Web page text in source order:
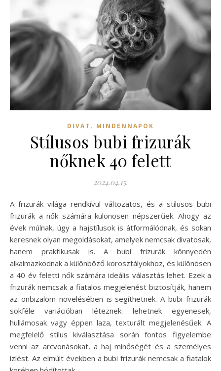
DIVAT , MINDENNAPOK
Stílusos bubi frizurák
nőknek 40 felett
2024.04.15.
A frizurák világa rendkívül változatos, és a stílusos bubi
frizurák a nők számára különösen népszerűek. Ahogy az
évek múlnak, úgy a hajstílusok is átformálódnak, és sokan
keresnek olyan megoldásokat, amelyek nemcsak divatosak,
hanem praktikusak is. A bubi frizurák könnyedén
alkalmazkodnak a különböző korosztályokhoz, és különösen
a 40 év feletti nők számára ideális választás lehet. Ezek a
frizurák nemcsak a fiatalos megjelenést biztosítják, hanem
az önbizalom növelésében is segíthetnek. A bubi frizurák
sokféle variációban léteznek: lehetnek egyenesek,
hullámosak vagy éppen laza, texturált megjelenésűek. A
megfelelő stílus kiválasztása során fontos figyelembe
venni az arcvonásokat, a haj minőségét és a személyes
ízlést. Az elmúlt években a bubi frizurák nemcsak a fiatalok